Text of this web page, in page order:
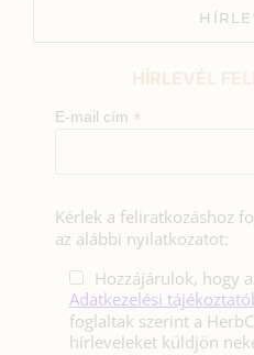
E-mail cím *
Kérlek a feliratkozáshoz
az alábbi nyilatkozatot:
Hozzájárulok, hogy
Adatkezelési
foglaltak szerint a
hírleveleket küldjön